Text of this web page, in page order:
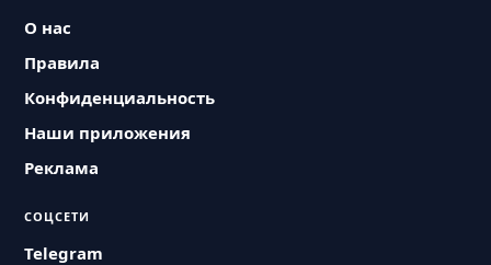
О нас
Правила
Конфиденциальность
Наши приложения
Реклама
СОЦСЕТИ
Telegram